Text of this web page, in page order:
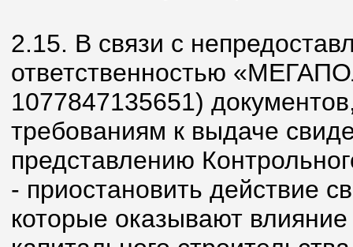
2.15. В связи с
ответственностью
1077847135651)
требованиям к выдаче
представлению
- приостановить действие
которые оказывают